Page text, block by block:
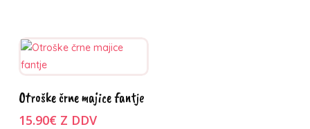
Izberite
možnosti
izdelek
ima
Otroške črne majice fantje
15.90€ Z DDV